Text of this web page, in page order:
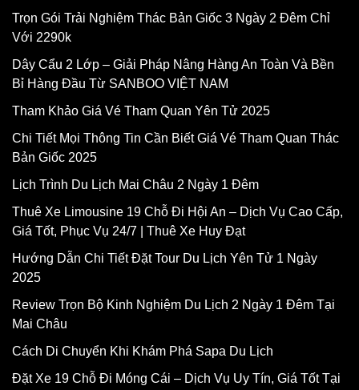
Trọn Gói Trải Nghiệm Thác Bản Giốc 3 Ngày 2 Đêm Chỉ
Với 2290k
Dây Cẩu 2 Lớp – Giải Pháp Nâng Hàng An Toàn Và Bền
Bỉ Hàng Đầu Từ SANBOO VIỆT NAM
Tham Khảo Giá Vé Tham Quan Yên Tử 2025
Chi Tiết Mọi Thông Tin Cần Biết Giá Vé Tham Quan Thác
Bản Giốc 2025
Lịch Trình Du Lịch Mai Châu 2 Ngày 1 Đêm
Thuê Xe Limousine 19 Chỗ Đi Hội An – Dịch Vụ Cao Cấp,
Giá Tốt, Phục Vụ 24/7 | Thuê Xe Huy Đạt
Hướng Dẫn Chi Tiết Đặt Tour Du Lịch Yên Tử 1 Ngày
2025
Review Trọn Bộ Kinh Nghiệm Du Lịch 2 Ngày 1 Đêm Tại
Mai Châu
Cách Di Chuyển Khi Khám Phá Sapa Du Lịch
Đặt Xe 19 Chỗ Đi Móng Cái – Dịch Vụ Uy Tín, Giá Tốt Tại